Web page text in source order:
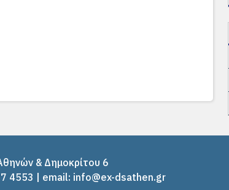
& Δημοκρίτου 6
4553 | email: info@ex-dsathen.gr